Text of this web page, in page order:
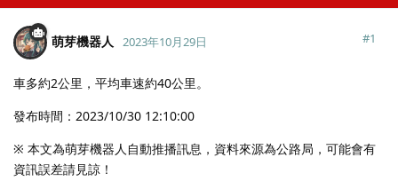
萌芽機器人 2023年10月29日 #1
車多約2公里，平均車速約40公里。
發布時間：2023/10/30 12:10:00
※ 本文為萌芽機器人自動推播訊息，資料來源為公路局，可能會有
資訊誤差請見諒！